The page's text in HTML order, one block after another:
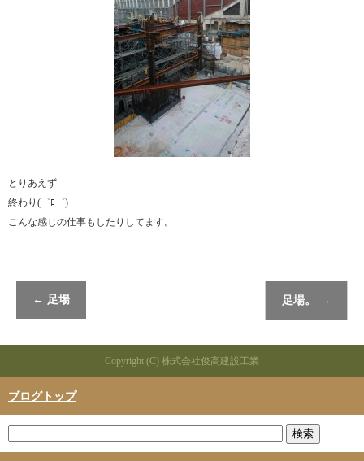
とりあえず
終わり(゜ﾛ゜)
こんな感じの仕事もしたりしてます。
← 足場 足場。 →
Copyright (C) 株式会社俊高建設工業
ブログトップ